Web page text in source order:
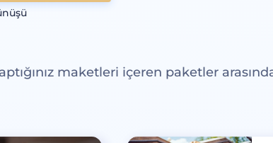
maketleri içeren paketler